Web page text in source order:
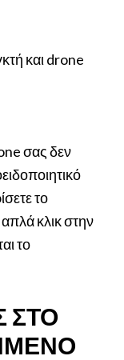
και drone
σας δεν
το
κλικ στην
το
ΣΤΟ